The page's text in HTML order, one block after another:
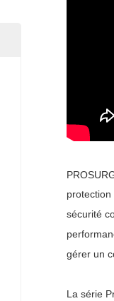
sécurité
gérer un
La série